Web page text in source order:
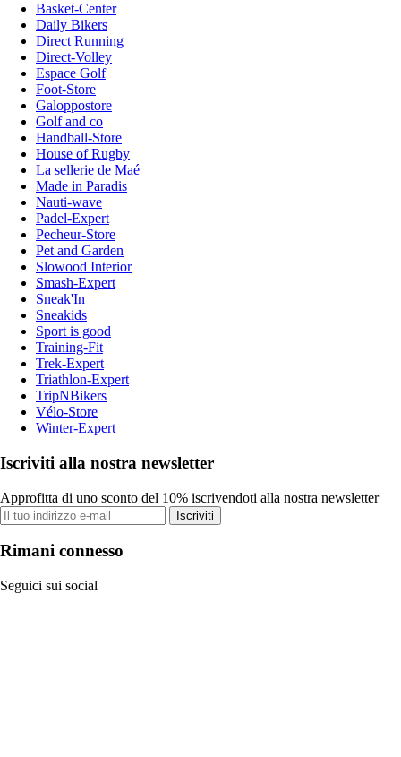
Basket-Center
Daily Bikers
Direct Running
Direct-Volley
Espace Golf
Foot-Store
Galoppostore
Golf and co
Handball-Store
House of Rugby
La sellerie de Maé
Made in Paradis
Nauti-wave
Padel-Expert
Pecheur-Store
Pet and Garden
Slowood Interior
Smash-Expert
Sneak'In
Sneakids
Sport is good
Training-Fit
Trek-Expert
Triathlon-Expert
TripNBikers
Vélo-Store
Winter-Expert
Iscriviti alla nostra newsletter
Approfitta di uno sconto del 10% iscrivendoti alla nostra newsletter
Iscriviti
Rimani connesso
Seguici sui social